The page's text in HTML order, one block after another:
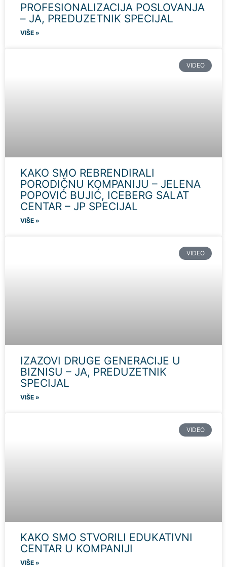
PROFESIONALIZACIJA POSLOVANJA
– JA, PREDUZETNIK SPECIJAL
VIŠE »
VIDEO
KAKO SMO REBRENDIRALI
PORODIČNU KOMPANIJU – JELENA
POPOVIĆ BUJIĆ, ICEBERG SALAT
CENTAR – JP SPECIJAL
VIŠE »
VIDEO
IZAZOVI DRUGE GENERACIJE U
BIZNISU – JA, PREDUZETNIK
SPECIJAL
VIŠE »
VIDEO
KAKO SMO STVORILI EDUKATIVNI
CENTAR U KOMPANIJI
VIŠE »